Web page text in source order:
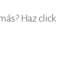
Haz click